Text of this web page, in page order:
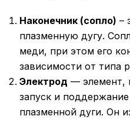
Наконечник (сопло) –
плазменную дугу.
меди, при этом его
зависимости от типа
Электрод — элемент,
запуск и
плазменной дуги. Он